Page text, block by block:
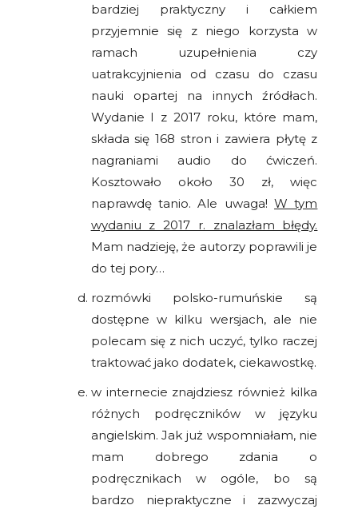
bardziej praktyczny i całkiem
przyjemnie się z niego korzysta w
ramach uzupełnienia czy
uatrakcyjnienia od czasu do czasu
nauki opartej na innych źródłach.
Wydanie I z 2017 roku, które mam,
składa się 168 stron i zawiera płytę z
nagraniami audio do ćwiczeń.
Kosztowało około 30 zł, więc
naprawdę tanio. Ale uwaga!W tym
wydaniu z 2017 r. znalazłam błędy.
Mam nadzieję, że autorzy poprawili je
do tej pory…
rozmówki polsko-rumuńskie są
dostępne w kilku wersjach, ale nie
polecam się z nich uczyć, tylko raczej
traktować jako dodatek, ciekawostkę.
w internecie znajdziesz również kilka
różnych podręczników w języku
angielskim. Jak już wspomniałam, nie
mam dobrego zdania o
podręcznikach w ogóle, bo są
bardzo niepraktyczne i zazwyczaj